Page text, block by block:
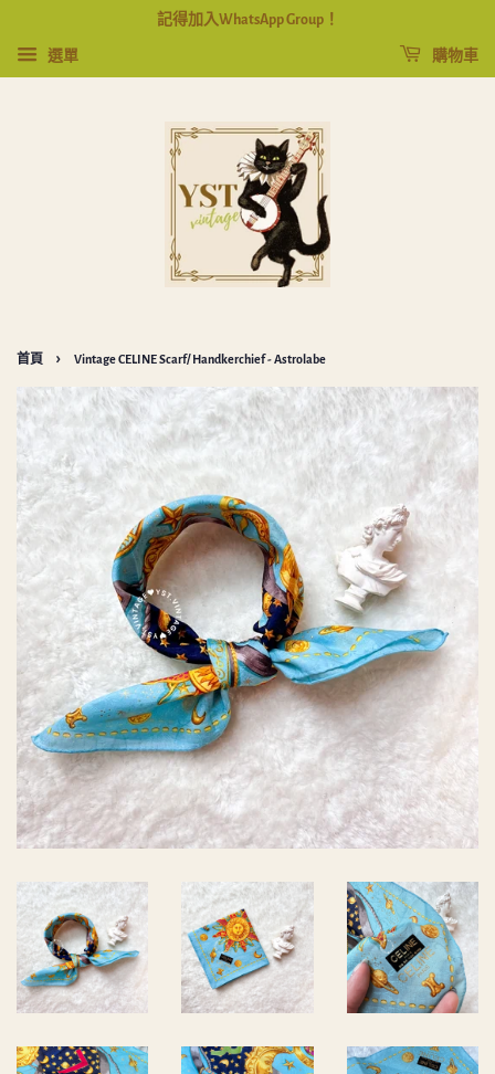
記得加入WhatsApp Group！
選單 購物車
首頁 › Vintage CELINE Scarf/ Handkerchief - Astrolabe